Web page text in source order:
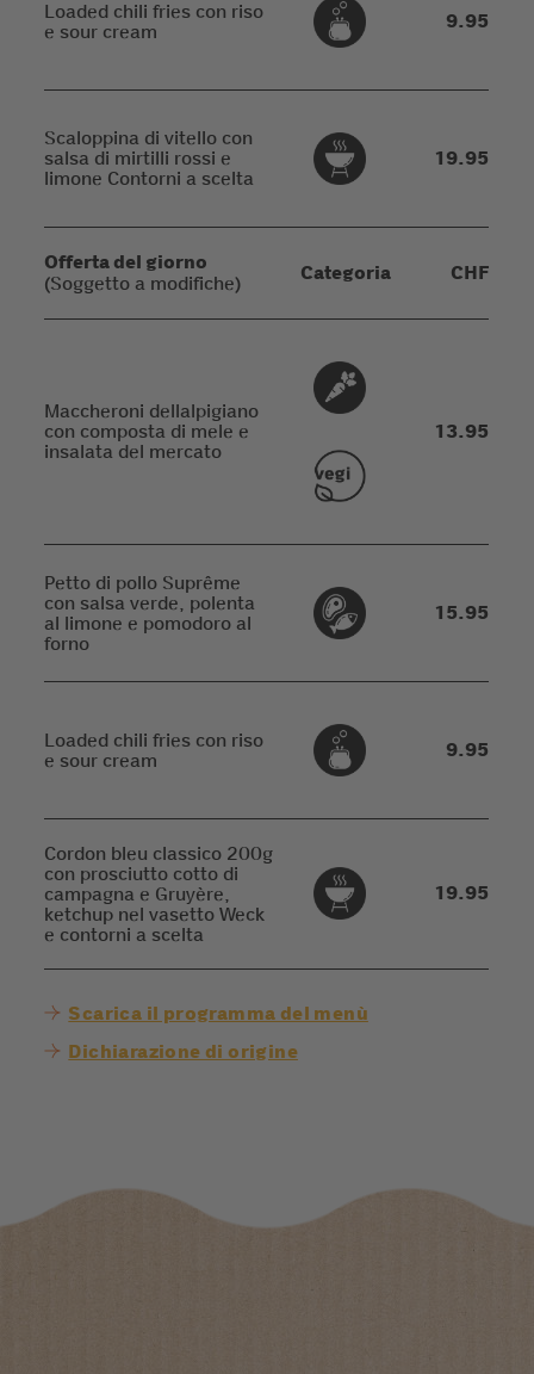
Loaded chili fries con riso
e sour cream
9.95
Scaloppina di vitello con
salsa di mirtilli rossi e
limone Contorni a scelta
19.95
Offerta del giorno
(Soggetto a modifiche) Categoria CHF
Maccheroni dellalpigiano
con composta di mele e
insalata del mercato
13.95
Petto di pollo Suprême
con salsa verde, polenta
al limone e pomodoro al
forno
15.95
Loaded chili fries con riso
e sour cream
9.95
Cordon bleu classico 200g
con prosciutto cotto di
campagna e Gruyère,
ketchup nel vasetto Weck
e contorni a scelta
19.95
Scarica il programma del menù
Dichiarazione di origine